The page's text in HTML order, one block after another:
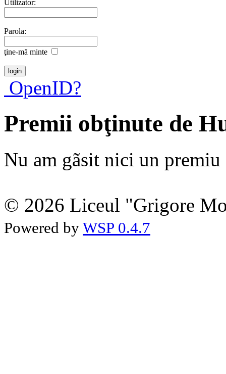
Utilizator:
Parola:
ţine-mã minte
OpenID?
Premii obţinute de
Nu am gãsit nici un premiu
© 2026 Liceul "Grigore
Powered by WSP 0.4.7